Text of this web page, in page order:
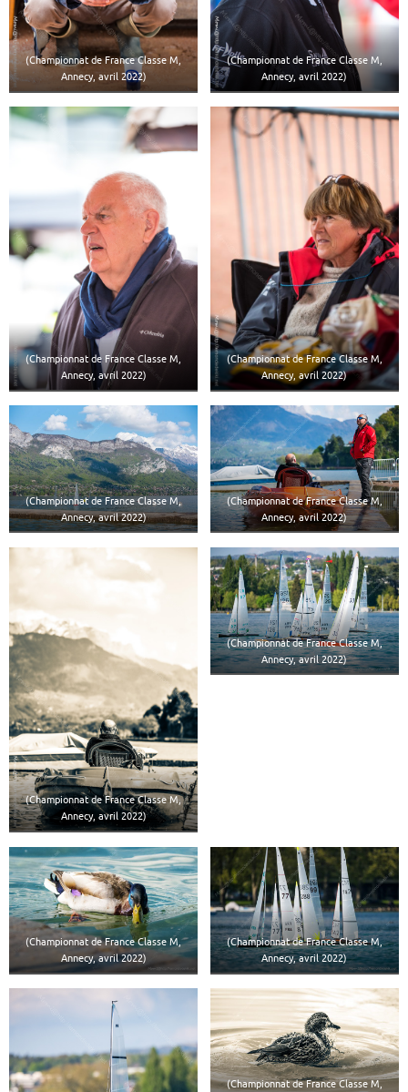
(Championnat de France Classe M,
Annecy, avril 2022)
(Championnat de France Classe M,
Annecy, avril 2022)
(Championnat de France Classe M,
Annecy, avril 2022)
(Championnat de France Classe M,
Annecy, avril 2022)
(Championnat de France Classe M,
Annecy, avril 2022)
(Championnat de France Classe M,
Annecy, avril 2022)
(Championnat de France Classe M,
Annecy, avril 2022)
(Championnat de France Classe M,
Annecy, avril 2022)
(Championnat de France Classe M,
Annecy, avril 2022)
(Championnat de France Classe M,
Annecy, avril 2022)
(Championnat de France Classe M,